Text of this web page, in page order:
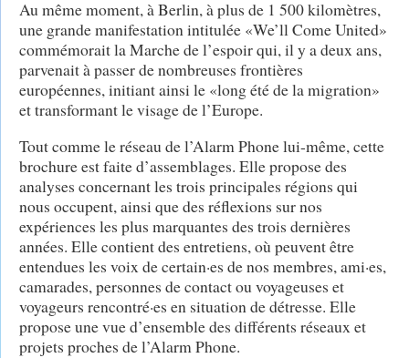
Au même moment, à Berlin, à plus de 1 500 kilomètres,
une grande manifestation intitulée «We’ll Come United»
commémorait la Marche de l’espoir qui, il y a deux ans,
parvenait à passer de nombreuses frontières
européennes, initiant ainsi le «long été de la migration»
et transformant le visage de l’Europe.
Tout comme le réseau de l’Alarm Phone lui-même, cette
brochure est faite d’assemblages. Elle propose des
analyses concernant les trois principales régions qui
nous occupent, ainsi que des réflexions sur nos
expériences les plus marquantes des trois dernières
années. Elle contient des entretiens, où peuvent être
entendues les voix de certain·es de nos membres, ami·es,
camarades, personnes de contact ou voyageuses et
voyageurs rencontré·es en situation de détresse. Elle
propose une vue d’ensemble des différents réseaux et
projets proches de l’Alarm Phone.